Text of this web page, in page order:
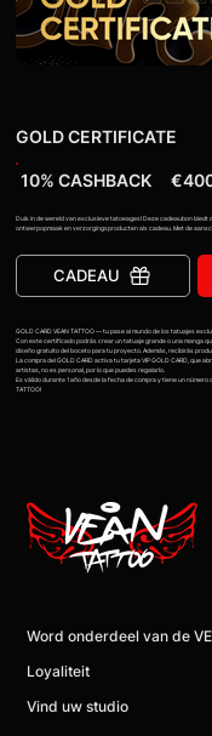
GOLD CERTIFICATE
10% CASHBACK
Duik in de wereld van exclusieve tatoeages! Deze cadeaubon
ontwerpopmaak en verzorgingsproducten als cadeau. Met de
CADEAU
GOLD CARD VEAN TATTOO — tu pase al mundo de los tatuajes
Con este certificado podrás crear un tatuaje grande o una manga
diseño gratuito del boceto para tu proyecto. Además, recibirás
La compra del GOLD CARD activa tu tarjeta VIP GOLD CARD, que
artistas, no es personal, por lo que puedes regalarlo.
Es válido durante 1 año desde la fecha de compra y tiene un número
TATTOO!
Word onderdeel van de
Loyaliteit
Vind uw studio